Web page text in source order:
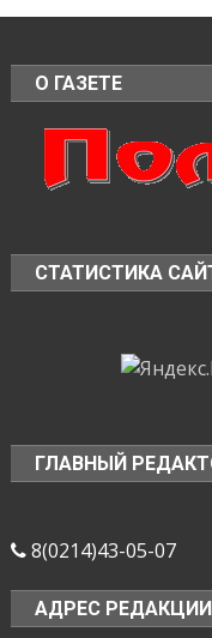
О ГАЗЕТЕ
СТАТИСТИКА
ГЛАВНЫЙ
8(0214)43-05-07
АДРЕС РЕДАКЦИИ